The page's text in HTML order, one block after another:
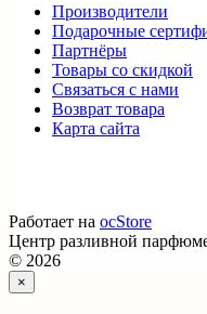
Производители
Подарочные
Партнёры
Товары со скидкой
Связаться с нами
Возврат товара
Карта сайта
Работает на ocStore
Центр разливной
© 2026
×